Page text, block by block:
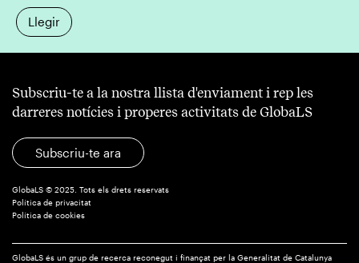
Llegir
Subscriu-te a la nostra llista d'enviament i rep les
darreres notícies i properes activitats de GlobaLS
Subscriu-te ara
GlobaLS © 2025. Tots els drets reservats
Política de privacitat
Política de cookies
GlobaLS és un grup de recerca reconegut i finançat per la Generalitat de Catalunya